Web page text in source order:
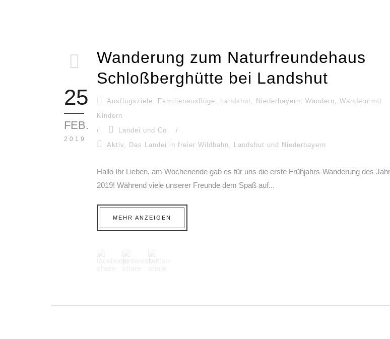
25
FEB.
2019
Wanderung zum Naturfreundehaus
Schloßberghütte bei Landshut
Ausflugsziele, Familienausflüge, Landshut, Niederbayern, Wandern, Wandern mit
Kindern
/
Landei und Co
/
Aktiv, Das Landei in freier Wildbahn, Landshut und Niederbayern
Hallo Ihr Lieben, am Wochenende gab es für uns die erste Frühjahrs-Wanderung des
2019! Während viele unserer Freunde dem Spaß auf...
MEHR ANZEIGEN